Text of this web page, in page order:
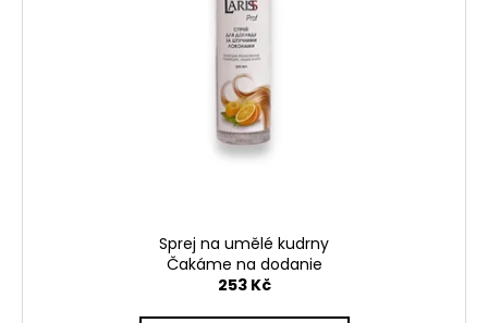
Sprej na umělé kudrny
Čakáme na dodanie
253 Kč